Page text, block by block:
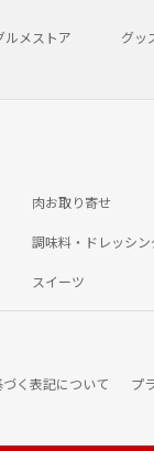
ルメストア グッ
肉お取り寄せ
調味料・ドレッシン
スイーツ
く表記について プ